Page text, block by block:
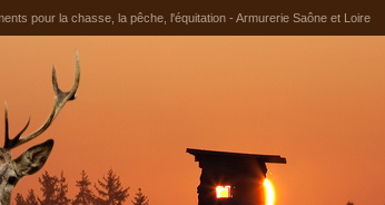
pour la chasse, la pêche, l'équitation - Armurerie Saône et Loire